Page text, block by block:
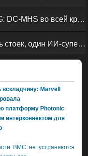
Обзор сервера ASUS RS720A-E13-RS8G: DC-MHS во всей красе
NVIDIA Vera Rubin POD: семь чипов, пять стоек, один ИИ-суперкомпьютер
вскладчину: Marvell
платформу Photonic
интерконнектом для
BMC не устраняются